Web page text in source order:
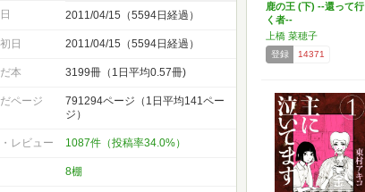
鹿の王 (下) ‐‐還って行
く者‐‐
上橋 菜穂子
登録 14371
2011/04/15（5594日経過）
日 2011/04/15（5594日経過）
本 3199冊（1日平均0.57冊)
ページ
791294ページ（1日平均141ペー
ジ）
レビュー 1087件（投稿率34.0%）
8棚